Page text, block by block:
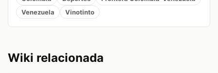
Venezuela
Vinotinto
Wiki relacionada